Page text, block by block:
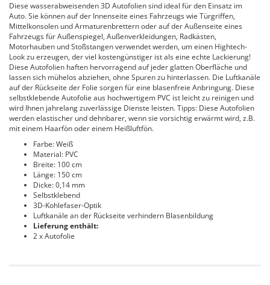
Diese wasserabweisenden 3D Autofolien sind ideal für den Einsatz im
Auto. Sie können auf der Innenseite eines Fahrzeugs wie Türgriffen,
Mittelkonsolen und Armaturenbrettern oder auf der Außenseite eines
Fahrzeugs für Außenspiegel, Außenverkleidungen, Radkästen,
Motorhauben und Stoßstangen verwendet werden, um einen Hightech-
Look zu erzeugen, der viel kostengünstiger ist als eine echte Lackierung!
Diese Autofolien haften hervorragend auf jeder glatten Oberfläche und
lassen sich mühelos abziehen, ohne Spuren zu hinterlassen. Die Luftkanäle
auf der Rückseite der Folie sorgen für eine blasenfreie Anbringung. Diese
selbstklebende Autofolie aus hochwertigem PVC ist leicht zu reinigen und
wird Ihnen jahrelang zuverlässige Dienste leisten. Tipps: Diese Autofolien
werden elastischer und dehnbarer, wenn sie vorsichtig erwärmt wird, z.B.
mit einem Haarfön oder einem Heißluftfön.
Farbe: Weiß
Material: PVC
Breite: 100 cm
Länge: 150 cm
Dicke: 0,14 mm
Selbstklebend
3D-Kohlefaser-Optik
Luftkanäle an der Rückseite verhindern Blasenbildung
Lieferung enthält:
2 x Autofolie